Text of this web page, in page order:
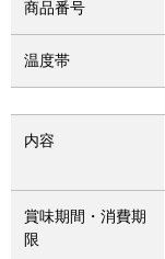
商品番号
温度帯
内容
賞味期間・消費期
限